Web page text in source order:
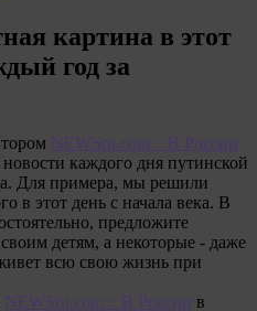
картина в этот
год за
NEWSru.com :: В России
каждого дня путинской
Для примера, мы решили
в этот день с начала века. В
предложите
детям, а некоторые - даже
всю свою жизнь при
NEWSru.com :: В России в